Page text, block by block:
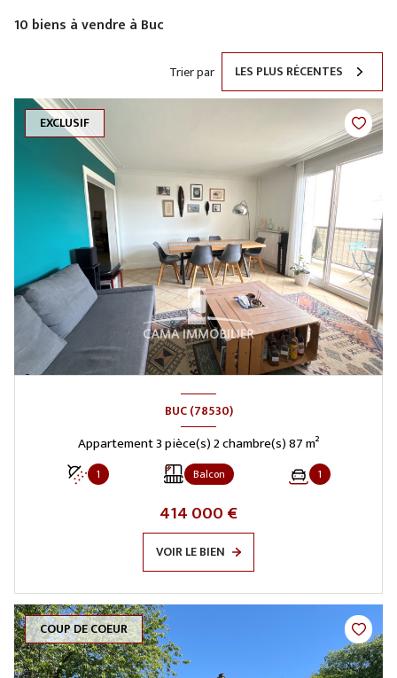
10 biens à vendre à Buc
Trier par LES PLUS RÉCENTES
EXCLUSIF
BUC (78530)
Appartement 3 pièce(s) 2 chambre(s) 87 m²
1 Balcon 1
414 000 €
VOIR LE BIEN
COUP DE COEUR